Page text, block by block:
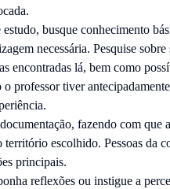
busque conhecimento
necessária. Pesquise
encontradas lá, bem como
professor tiver
fazendo com que
território escolhido. Pessoas da
principais.
reflexões ou instigue a